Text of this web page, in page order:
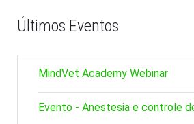
Últimos Eventos
MindVet Academy Webinar
Evento - Anestesia e controle